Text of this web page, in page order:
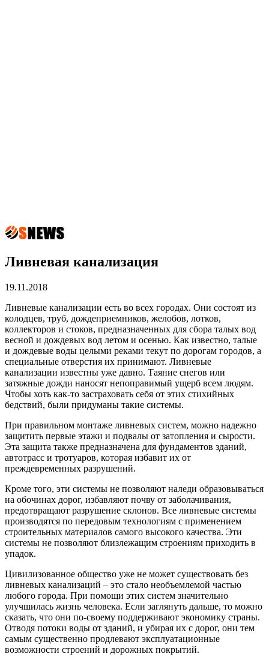
Ливневая канализация
19.11.2018
Ливневые канализации есть во всех городах. Они состоят из
колодцев, труб, дождеприемников, желобов, лотков,
коллекторов и стоков, предназначенных для сбора талых вод
весной и дождевых вод летом и осенью. Как известно, талые
и дождевые воды целыми реками текут по дорогам городов, а
специальные отверстия их принимают. Ливневые
канализации известны уже давно. Таяние снегов или
затяжные дожди наносят непоправимый ущерб всем людям.
Чтобы хоть как-то застраховать себя от этих стихийных
бедствий, были придуманы такие системы.
При правильном монтаже ливневых систем, можно надежно
защитить первые этажи и подвалы от затопления и сырости.
Эта защита также предназначена для фундаментов зданий,
автотрасс и тротуаров, которая избавит их от
преждевременных разрушений.
Кроме того, эти системы не позволяют наледи образовываться
на обочинах дорог, избавляют почву от заболачивания,
предотвращают разрушение склонов. Все ливневые системы
производятся по передовым технологиям с применением
строительных материалов самого высокого качества. Эти
системы не позволяют близлежащим строениям приходить в
упадок.
Цивилизованное общество уже не может существовать без
ливневых канализаций – это стало необъемлемой частью
любого города. При помощи этих систем значительно
улучшилась жизнь человека. Если заглянуть дальше, то можно
сказать, что они по-своему поддерживают экономику страны.
Отводя потоки воды от зданий, и убирая их с дорог, они тем
самым существенно продлевают эксплуатационные
возможности строений и дорожных покрытий.